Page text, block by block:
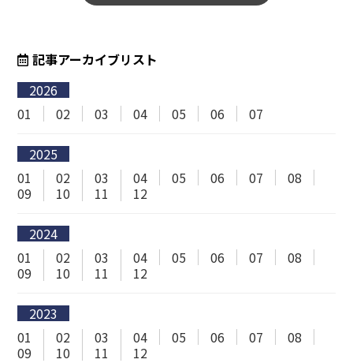
記事アーカイブリスト
2026
01
02 03 04 05 06 07
2025
01
02 03 04 05 06 07
08
09
10 11 12
2024
01
02 03 04 05 06 07
08
09
10 11 12
2023
01
02 03 04 05 06 07
08
09
10 11 12